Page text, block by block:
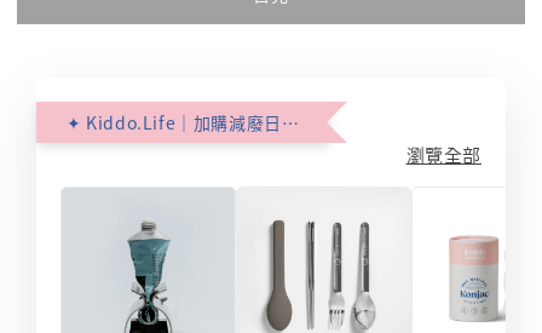
✦ Kiddo.Life｜加購減廢日常 ✦
瀏覽全部